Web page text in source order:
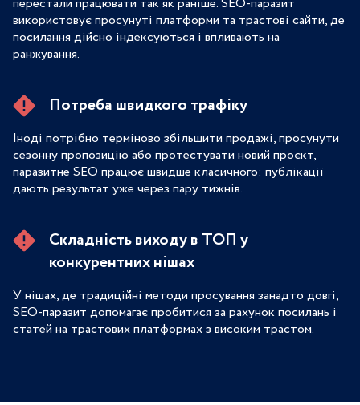
використовує просунуті платформи та трастові сайти, де
посилання дійсно індексуються і впливають на
ранжування.
Потреба швидкого трафіку
Іноді потрібно терміново збільшити продажі, просунути
сезонну пропозицію або протестувати новий проєкт,
паразитне SEO працює швидше класичного: публікації
дають результат уже через пару тижнів.
Складність виходу в ТОП у
конкурентних нішах
У нішах, де традиційні методи просування занадто довгі,
SEO-паразит допомагає пробитися за рахунок посилань і
статей на трастових платформах з високим трастом.